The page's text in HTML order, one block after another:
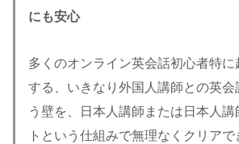
にも安心
多くのオンライン英会話初心者特に
する、いきなり外国人講師との英会
う壁を、日本人講師または日本人
トという仕組みで無理なくクリアで